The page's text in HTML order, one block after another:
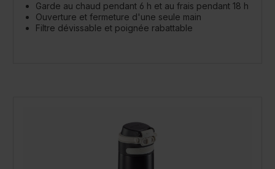
Garde au chaud pendant 6 h et au frais pendant 18 h
Ouverture et fermeture d'une seule main
Filtre dévissable et poignée rabattable